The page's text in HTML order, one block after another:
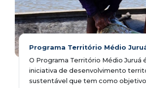
Programa Território Médio
O Programa Território Médio Juruá
iniciativa de desenvolvimento
sustentável que tem como